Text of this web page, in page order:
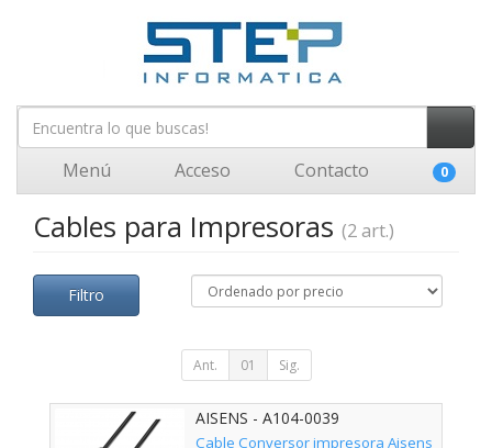
Menú Acceso Contacto 0
Cables para Impresoras (2 art.)
Filtro
Ant. 01 Sig.
AISENS - A104-0039
Cable Conversor impresora Aisens